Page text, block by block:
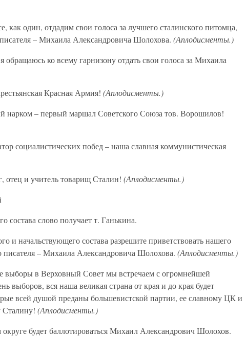
как один, отдадим свои голоса за лучшего сталинского питомца,
– Михаила Александровича Шолохова. (Аплодисменты.)
ко всему гарнизону отдать свои голоса за Михаила
Красная Армия! (Аплодисменты.)
нарком – первый маршал Советского Союза тов. Ворошилов!
социалистических побед – наша славная коммунистическая
отец и учитель товарищ Сталин! (Аплодисменты.)
состава слово получает т. Ганькина.
и начальствующего состава разрешите приветствовать нашего
писателя – Михаила Александровича Шолохова. (Аплодисменты.)
выборы в Верховный Совет мы встречаем с огромнейшей
выборов, вся наша великая страна от края и до края будет
всей душой преданы большевистской партии, ее славному ЦК и
(Аплодисменты.)
будет баллотироваться Михаил Александрович Шолохов.